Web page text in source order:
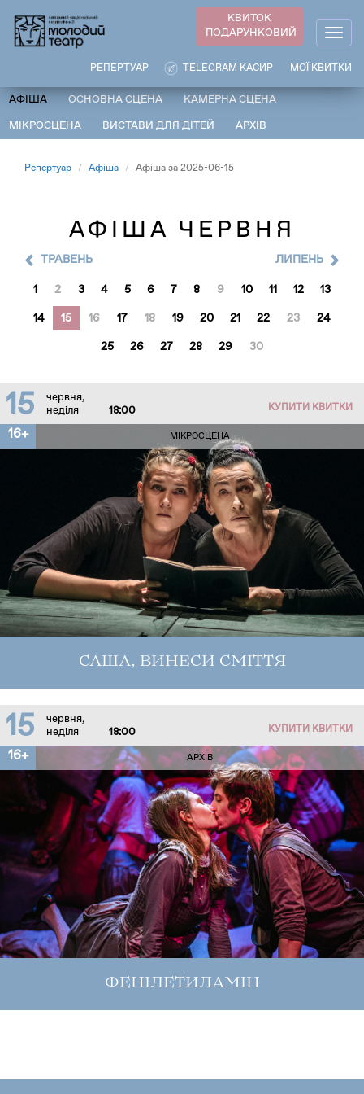
основного
КВИТОК
ПОДАРУНКОВИЙ
МОЇ КВИТКИ
TELEGRAM КАСИР
РЕПЕРТУАР
АФІША ОСНОВНА СЦЕНА КАМЕРНА СЦЕНА
МІКРОСЦЕНА ВИСТАВИ ДЛЯ ДІТЕЙ АРХІВ
Репертуар Афіша Афіша за 2025-06-15
АФІША ЧЕРВНЯ
ТРАВЕНЬ
1 2 3 4 5 6 7 8 9 10 11 12 13
14 15 16 17 18 19 20 21 22 23 24
25 26 27 28 29 30
ЛИПЕНЬ
15
червня,
неділя
18:00 КУПИТИ КВИТКИ
16+ МІКРОСЦЕНА
САША, ВИНЕСИ СМІТТЯ
15
червня,
неділя
18:00 КУПИТИ КВИТКИ
16+ АРХІВ
ФЕНІЛЕТИЛАМІН